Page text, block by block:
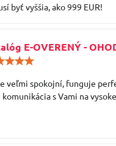
byť vyššia, ako 999 EUR!
E-OVERENÝ -
5
veľmi spokojní, funguje
s Vami na